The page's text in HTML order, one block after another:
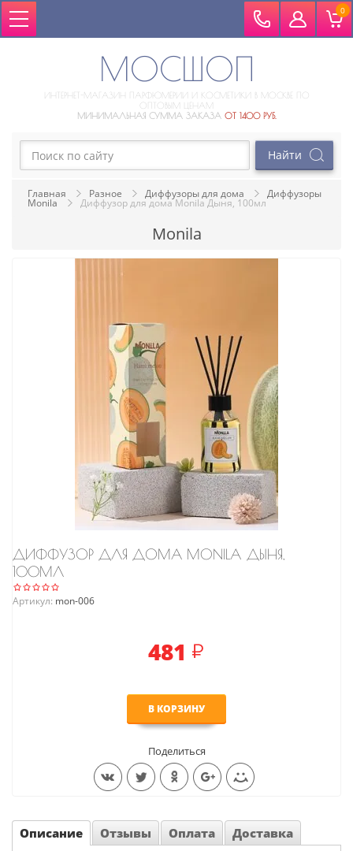
0
МОСШОП
ИНТЕРНЕТ-МАГАЗИН ПАРФЮМЕРИИ И КОСМЕТИКИ В МОСКВЕ ПО
ОПТОВЫМ ЦЕНАМ
МИНИМАЛЬНАЯ СУММА ЗАКАЗА ОТ 1400 РУБ.
Главная Разное Диффузоры для дома Диффузоры
Monila Диффузор для дома Monila Дыня, 100мл
Monila
ДИФФУЗОР ДЛЯ ДОМА MONILA ДЫНЯ,
100МЛ
Артикул: mon-006
481
В КОРЗИНУ
Поделиться
Описание Отзывы Оплата Доставка